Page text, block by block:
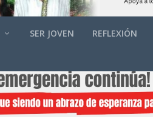
SER JOVEN REFLEXIÓN